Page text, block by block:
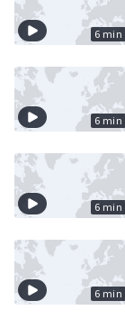
6 min
6 min
6 min
6 min